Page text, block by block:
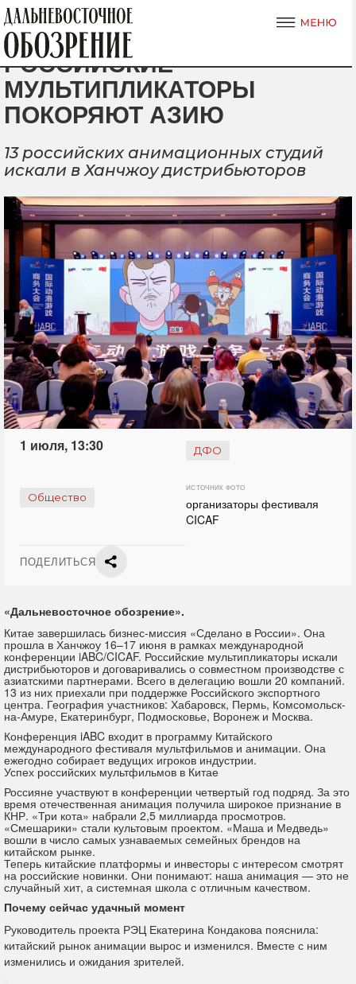
РОССИЙСКИЕ
МУЛЬТИПЛИКАТОРЫ
ПОКОРЯЮТ АЗИЮ
13 российских анимационных студий
искали в Ханчжоу дистрибьюторов
1 июля, 13:30 ДФО
Общество
ИСТОЧНИК ФОТО
организаторы фестиваля
CICAF
ПОДЕЛИТЬСЯ
«Дальневосточное обозрение».
Китае завершилась бизнес-миссия «Сделано в России». Она
прошла в Ханчжоу 16–17 июня в рамках международной
конференции iABC/CICAF. Российские мультипликаторы искали
дистрибьюторов и договаривались о совместном производстве с
азиатскими партнерами. Всего в делегацию вошли 20 компаний.
13 из них приехали при поддержке Российского экспортного
центра. География участников: Хабаровск, Пермь, Комсомольск-
на-Амуре, Екатеринбург, Подмосковье, Воронеж и Москва.
Конференция iABC входит в программу Китайского
международного фестиваля мультфильмов и анимации. Она
ежегодно собирает ведущих игроков индустрии.
Успех российских мультфильмов в Китае
Россияне участвуют в конференции четвертый год подряд. За это
время отечественная анимация получила широкое признание в
КНР. «Три кота» набрали 2,5 миллиарда просмотров.
«Смешарики» стали культовым проектом. «Маша и Медведь»
вошли в число самых узнаваемых семейных брендов на
китайском рынке.
Теперь китайские платформы и инвесторы с интересом смотрят
на российские новинки. Они понимают: наша анимация — это не
случайный хит, а системная школа с отличным качеством.
Почему сейчас удачный момент
Руководитель проекта РЭЦ Екатерина Кондакова пояснила:
китайский рынок анимации вырос и изменился. Вместе с ним
изменились и ожидания зрителей.